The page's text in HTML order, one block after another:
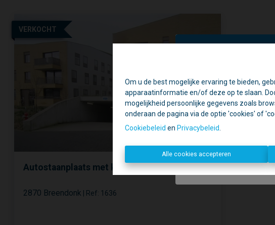
Om u de best mogelijke ervaring te bieden,
apparaatinformatie en/of deze op te slaan.
mogelijkheid persoonlijke gegevens zoals
onderaan de pagina via de optie 'cookies' of
Cookiebeleid en Privacybeleid
Alle cookies accepteren
VERKOCHT
Autostaanplaats met kelderberging
2870 Breendonk Ref: 1636
☀️
Tijdens de
Daarom is ons
Open
Gesloten deur?